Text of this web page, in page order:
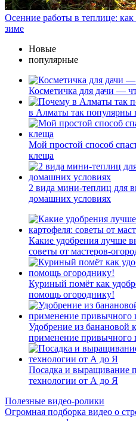
Осенние работы в теплице: как
зиме
Новые
популярные
Косметичка для дачи —
в Алматы так популярны
Мой простой способ
клеща
2 вида мини-теплиц для
домашних условиях
Какие удобрения лучше
советы от мастеров-
Куриный помёт как
помощь огороднику!
Удобрение из банановой
применение привычного
Посадка и выращивание
технологии от А до Я
Полезные видео-ролики
Огромная подборка видео о